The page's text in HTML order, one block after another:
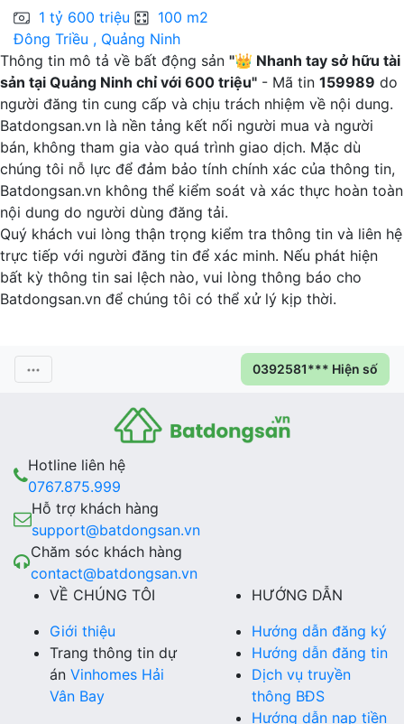
1 tỷ 600 triệu
100 m2
Đông Triều , Quảng Ninh
Thông tin mô tả về bất động sản "👑 Nhanh tay sở hữu tài
sản tại Quảng Ninh chỉ với 600 triệu" - Mã tin 159989 do
người đăng tin cung cấp và chịu trách nhiệm về nội dung.
Batdongsan.vn là nền tảng kết nối người mua và người
bán, không tham gia vào quá trình giao dịch. Mặc dù
chúng tôi nỗ lực để đảm bảo tính chính xác của thông tin,
Batdongsan.vn không thể kiểm soát và xác thực hoàn toàn
nội dung do người dùng đăng tải.
Quý khách vui lòng thận trọng kiểm tra thông tin và liên hệ
trực tiếp với người đăng tin để xác minh. Nếu phát hiện
bất kỳ thông tin sai lệch nào, vui lòng thông báo cho
Batdongsan.vn để chúng tôi có thể xử lý kịp thời.
0392581*** Hiện số
Hotline liên hệ
0767.875.999
Hỗ trợ khách hàng
support@batdongsan.vn
Chăm sóc khách hàng
contact@batdongsan.vn
VỀ CHÚNG TÔI
Giới thiệu
Trang thông tin dự
án Vinhomes Hải
Vân Bay
HƯỚNG DẪN
Hướng dẫn đăng ký
Hướng dẫn đăng tin
Dịch vụ truyền
thông BĐS
Hướng dẫn nạp tiền